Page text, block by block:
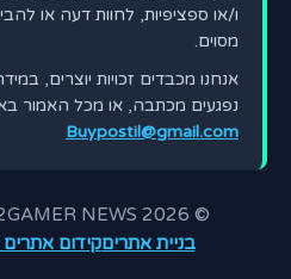
ו/או ספציפיות, לחוות דעה או
מסוים.
אנחנו מכבדים זכויות יוצרים,
נפגעים מכתבה, או מכל האמור
Buypostil@gmail.com
© 2026 2GAMER NEWS. כל הזכויות שמורות.
בניית אתריםקידום אתרים